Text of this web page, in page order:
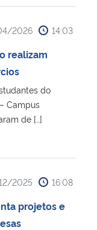
2026 14:03
realizam
do
Campus
de […]
2025 16:08
projetos e